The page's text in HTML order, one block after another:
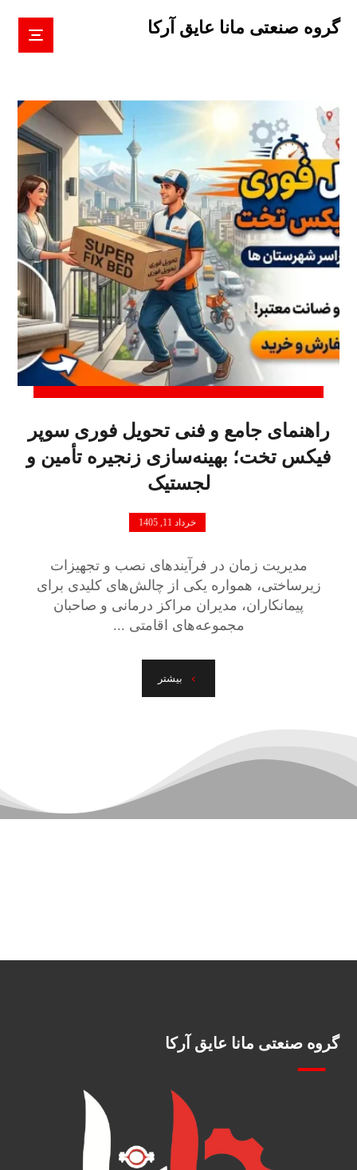
گروه صنعتی مانا عایق آرکا
راهنمای جامع و فنی تحویل فوری سوپر
فیکس تخت؛ بهینه‌سازی زنجیره تأمین و
لجستیک
خرداد 11, 1405
مدیریت زمان در فرآیندهای نصب و تجهیزات
زیرساختی، همواره یکی از چالش‌های کلیدی برای
پیمانکاران، مدیران مراکز درمانی و صاحبان
مجموعه‌های اقامتی ...
بیشتر
گروه صنعتی مانا عایق آرکا